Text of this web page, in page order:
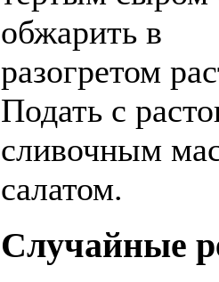
обжарить в
разогретом
Подать с
сливочным
салатом.
Случайные